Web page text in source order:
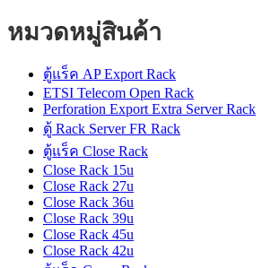
หมวดหมู่สินค้า
ตู้แร็ค AP Export Rack
ETSI Telecom Open Rack
Perforation Export Extra Server Rack
ตู้ Rack Server FR Rack
ตู้แร็ค Close Rack
Close Rack 15u
Close Rack 27u
Close Rack 36u
Close Rack 39u
Close Rack 45u
Close Rack 42u